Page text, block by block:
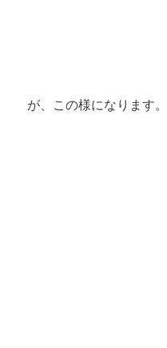
が、この様になります。